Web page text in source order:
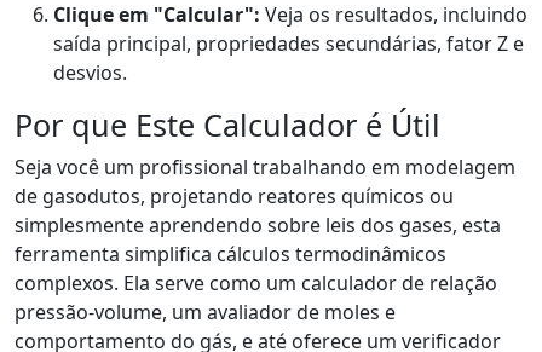
Clique em "Calcular": Veja os resultados, incluindo
saída principal, propriedades secundárias, fator Z e
desvios.
Por que Este Calculador é Útil
Seja você um profissional trabalhando em modelagem
de gasodutos, projetando reatores químicos ou
simplesmente aprendendo sobre leis dos gases, esta
ferramenta simplifica cálculos termodinâmicos
complexos. Ela serve como um calculador de relação
pressão-volume, um avaliador de moles e
comportamento do gás, e até oferece um verificador